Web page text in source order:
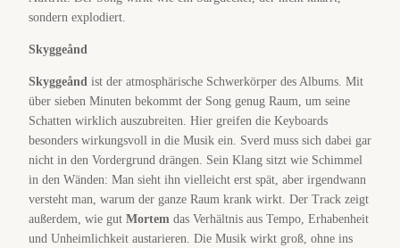
sondern explodiert.
Skyggeånd
Skyggeånd ist der atmosphärische Schwerkörper des Albums. Mit
über sieben Minuten bekommt der Song genug Raum, um seine
Schatten wirklich auszubreiten. Hier greifen die Keyboards
besonders wirkungsvoll in die Musik ein. Sverd muss sich dabei gar
nicht in den Vordergrund drängen. Sein Klang sitzt wie Schimmel
in den Wänden: Man sieht ihn vielleicht erst spät, aber irgendwann
versteht man, warum der ganze Raum krank wirkt. Der Track zeigt
außerdem, wie gut Mortem das Verhältnis aus Tempo, Erhabenheit
und Unheimlichkeit austarieren. Die Musik wirkt groß, ohne ins